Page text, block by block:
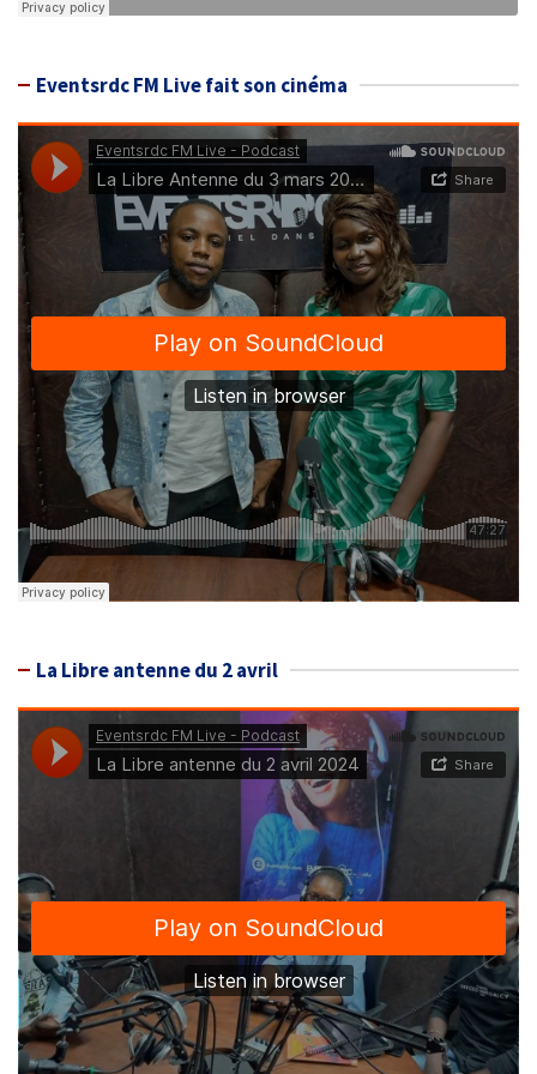
Eventsrdc FM Live fait son cinéma
La Libre antenne du 2 avril